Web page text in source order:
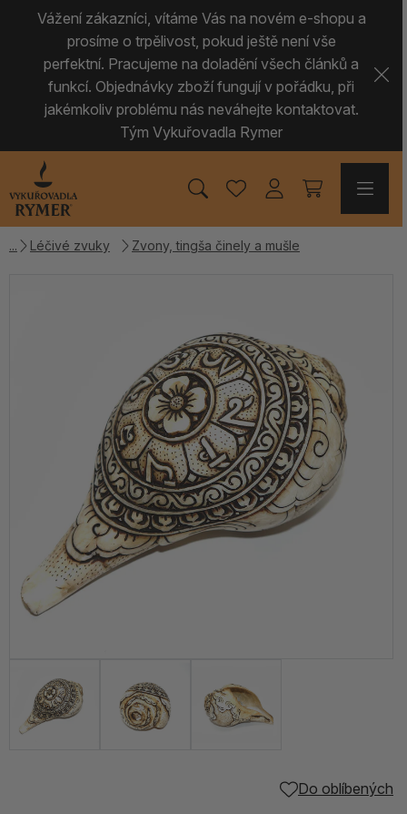
Vážení zákazníci, vítáme Vás na novém e-shopu a
prosíme o trpělivost, pokud ještě není vše
perfektní. Pracujeme na doladění všech článků a
funkcí. Objednávky zboží fungují v pořádku, při
jakémkoliv problému nás neváhejte kontaktovat.
Tým Vykuřovadla Rymer
Léčivé zvuky Zvony, tingša činely a mušle
Do oblíbených